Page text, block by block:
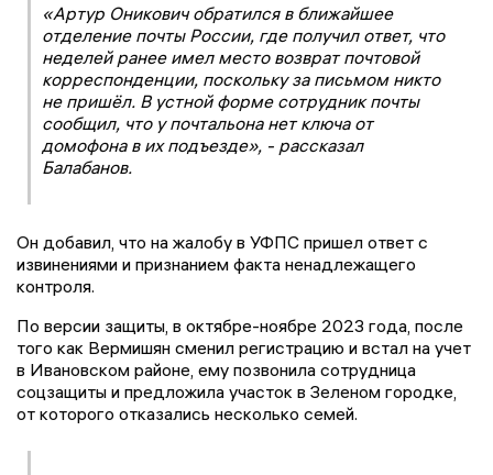
«Артур Оникович обратился в ближайшее
отделение почты России, где получил ответ, что
неделей ранее имел место возврат почтовой
корреспонденции, поскольку за письмом никто
не пришёл. В устной форме сотрудник почты
сообщил, что у почтальона нет ключа от
домофона в их подъезде», - рассказал
Балабанов.
Он добавил, что на жалобу в УФПС пришел ответ с
извинениями и признанием факта ненадлежащего
контроля.
По версии защиты, в октябре-ноябре 2023 года, после
того как Вермишян сменил регистрацию и встал на учет
в Ивановском районе, ему позвонила сотрудница
соцзащиты и предложила участок в Зеленом городке,
от которого отказались несколько семей.